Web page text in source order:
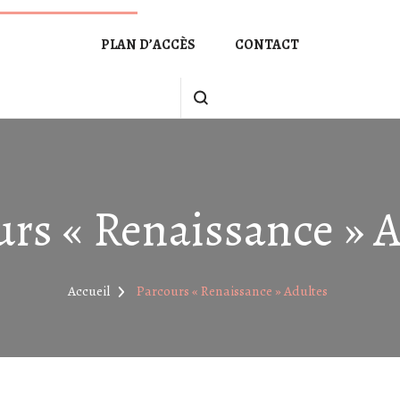
PLAN D’ACCÈS CONTACT
« Renaissance »
Accueil Parcours « Renaissance » Adultes